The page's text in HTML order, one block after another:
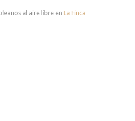
al aire libre en La Finca